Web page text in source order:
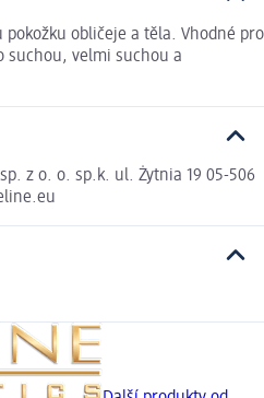
obličeje a těla. Vhodné pro
suchou, velmi suchou a
z o. o. sp.k. ul. Żytnia 19 05-506